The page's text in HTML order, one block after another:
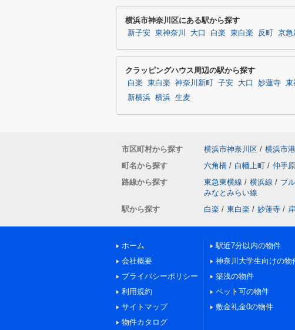
横浜市神奈川区にある駅から探す
新子安 東神奈川 大口 白楽 東白楽 反町 京急
クラッピングハウス周辺の駅から探す
白楽 東白楽 神奈川新町 子安 大口 妙蓮寺 東
新横浜 横浜 生麦
市区町村から探す 横浜市神奈川区 / 横浜市
町名から探す
六角橋 / 白幡上町 / 仲手原
路線から探す
東急東横線 / 横浜線 / ブ
みなとみらい線
駅から探す
白楽 / 東白楽 / 妙蓮寺 /
ホーム
会社概要
プライバシーポリシー
利用規約
サイトマップ
物件カタログ
駅近7分以内の物件
神奈川大学生向けの物
築浅の物件
ペット可の物件
敷金礼金0の物件